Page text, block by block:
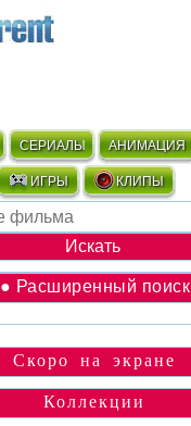
СЕРИАЛЫ АНИМАЦИЯ
ИГРЫ КЛИПЫ
● Расширенный поиск
Скоро на экране
Коллекции